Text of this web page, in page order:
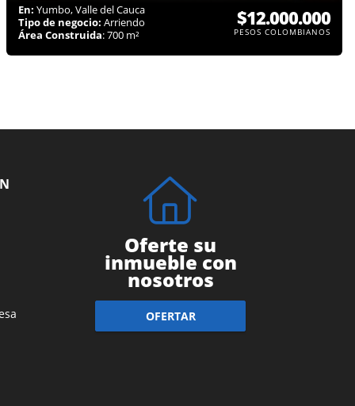
En: Yumbo, Valle del Cauca
Tipo de negocio: Arriendo
Área Construida: 700 m²
$12.000.000
PESOS COLOMBIANOS
Oferte su
inmueble con
nosotros
OFERTAR